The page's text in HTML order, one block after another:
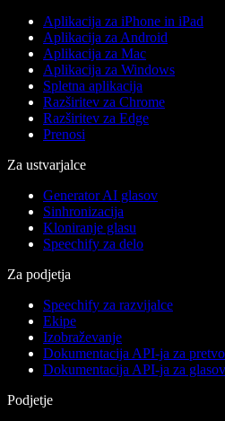
Aplikacija za iPhone in iPad
Aplikacija za Android
Aplikacija za Mac
Aplikacija za Windows
Spletna aplikacija
Razširitev za Chrome
Razširitev za Edge
Prenosi
Za ustvarjalce
Generator AI glasov
Sinhronizacija
Kloniranje glasu
Speechify za delo
Za podjetja
Speechify za razvijalce
Ekipe
Izobraževanje
Dokumentacija API-ja za
Dokumentacija API-ja za
Podjetje